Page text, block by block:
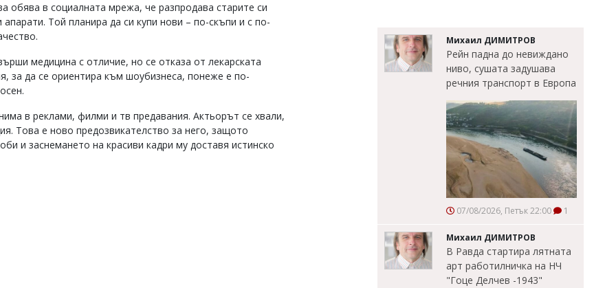
обява в социалната мрежа, че разпродава старите си
апарати. Той планира да си купи нови – по-скъпи и с по-
медицина с отличие, но се отказа от лекарската
за да се ориентира към шоубизнеса, понеже е по-
в реклами, филми и тв предавания. Актьорът се хвали,
Това е ново предозвикателство за него, защото
и заснемането на красиви кадри му доставя истинско
Михаил ДИМИТРОВ
Рейн падна до невиждано
ниво, сушата задушава
речния транспорт в Европа
07/08/2026, Петък 22:00 1
Михаил ДИМИТРОВ
В Равда стартира лятната
арт работилничка на НЧ
"Гоце Делчев -1943"